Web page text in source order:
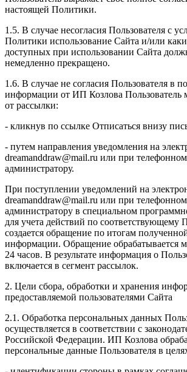
настоящей Политики.
1.5. В случае несогласия Пользователя с
Политики использование Сайта и/или
доступных при использовании Сайта
немедленно прекращено.
1.6. В случае не согласия Пользователя в
информации от ИП Козлова Пользователь
от рассылки:
- кликнув по ссылке Отписаться внизу
- путем направления уведомления на
dreamanddraw@mail.ru или при
администратору.
При поступлении уведомлений на
dreamanddraw@mail.ru или при
администратору в специальном
для учета действий по соответствующему
создается обращение по итогам
информации. Обращение обрабатывается
24 часов. В результате информация о
включается в сегмент рассылок.
2. Цели сбора, обработки и хранения
предоставляемой пользователями Сайта
2.1. Обработка персональных данных
осуществляется в соответствии с
Российской Федерации. ИП Козловa
персональные данные Пользователя в